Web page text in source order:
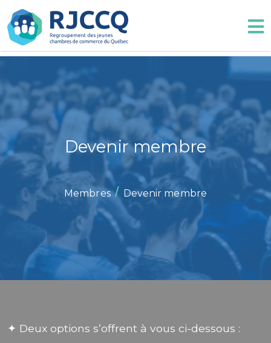
Devenir membre
Membres/ Devenir membre
✦ Deux options s’offrent à vous ci-dessous :